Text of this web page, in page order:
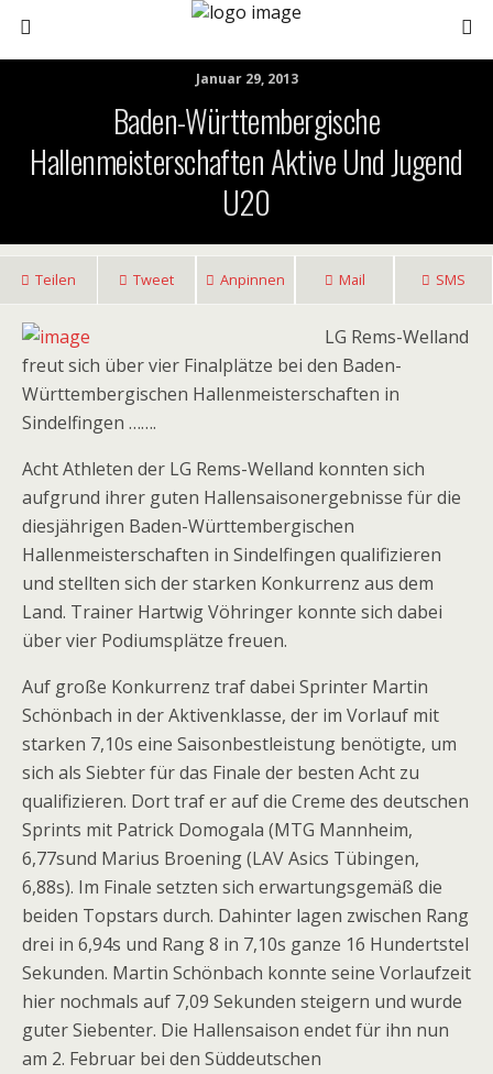
Januar 29, 2013
Baden-Württembergische
Hallenmeisterschaften Aktive Und Jugend
U20
Teilen Tweet Anpinnen Mail SMS
LG Rems-Welland
freut sich über vier Finalplätze bei den Baden-
Württembergischen Hallenmeisterschaften in
Sindelfingen …….
Acht Athleten der LG Rems-Welland konnten sich
aufgrund ihrer guten Hallensaisonergebnisse für die
diesjährigen Baden-Württembergischen
Hallenmeisterschaften in Sindelfingen qualifizieren
und stellten sich der starken Konkurrenz aus dem
Land. Trainer Hartwig Vöhringer konnte sich dabei
über vier Podiumsplätze freuen.
Auf große Konkurrenz traf dabei Sprinter Martin
Schönbach in der Aktivenklasse, der im Vorlauf mit
starken 7,10s eine Saisonbestleistung benötigte, um
sich als Siebter für das Finale der besten Acht zu
qualifizieren. Dort traf er auf die Creme des deutschen
Sprints mit Patrick Domogala (MTG Mannheim,
6,77sund Marius Broening (LAV Asics Tübingen,
6,88s). Im Finale setzten sich erwartungsgemäß die
beiden Topstars durch. Dahinter lagen zwischen Rang
drei in 6,94s und Rang 8 in 7,10s ganze 16 Hundertstel
Sekunden. Martin Schönbach konnte seine Vorlaufzeit
hier nochmals auf 7,09 Sekunden steigern und wurde
guter Siebenter. Die Hallensaison endet für ihn nun
am 2. Februar bei den Süddeutschen